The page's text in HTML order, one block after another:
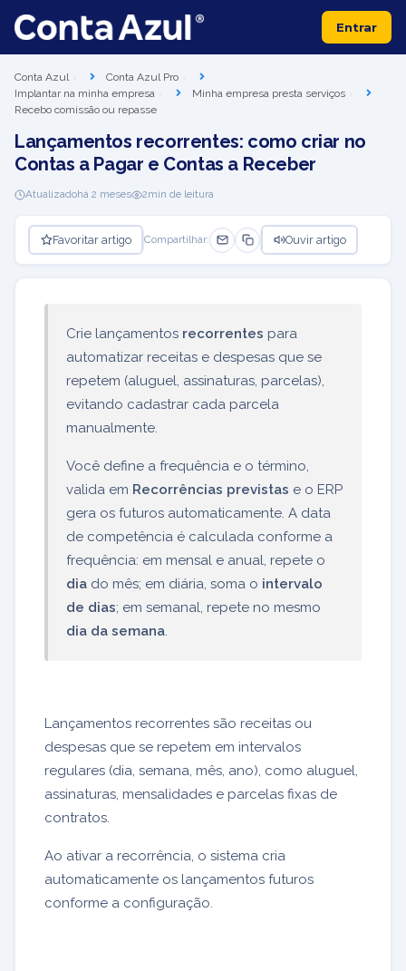
Entrar
Conta Azul
Conta Azul Pro
Implantar na minha empresa
Minha empresa presta serviços
Recebo comissão ou repasse
Lançamentos recorrentes: como criar no
Contas a Pagar e Contas a Receber
Atualizadohá 2 meses 2min de leitura
Favoritar artigo Compartilhar: Ouvir artigo
Crie lançamentos recorrentes para
automatizar receitas e despesas que se
repetem (aluguel, assinaturas, parcelas),
evitando cadastrar cada parcela
manualmente.
Você define a frequência e o término,
valida em Recorrências previstas e o ERP
gera os futuros automaticamente. A data
de competência é calculada conforme a
frequência: em mensal e anual, repete o
dia do mês; em diária, soma o intervalo
de dias; em semanal, repete no mesmo
dia da semana.
Lançamentos recorrentes são receitas ou
despesas que se repetem em intervalos
regulares (dia, semana, mês, ano), como aluguel,
assinaturas, mensalidades e parcelas fixas de
contratos.
Ao ativar a recorrência, o sistema cria
automaticamente os lançamentos futuros
conforme a configuração.